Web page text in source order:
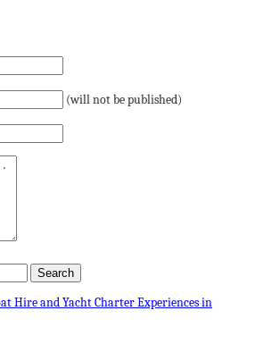
(will not be published)
Hire and Yacht Charter Experiences in